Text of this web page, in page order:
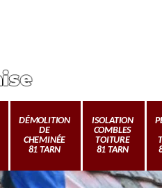
DÉMOLITION
DE
CHEMINÉE
81 TARN
ISOLATION
COMBLES
TOITURE
81 TARN